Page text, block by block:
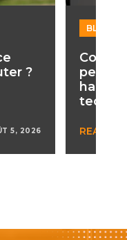
?
5, 2026
BLOG
haute
READ